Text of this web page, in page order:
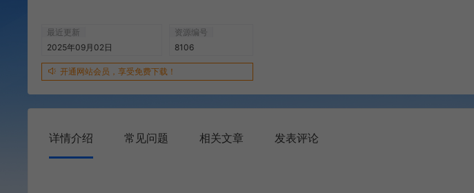
最近更新
2025年09月02日
资源编号
8106
开通网站会员，享受免费下载！
详情介绍 常见问题 相关文章 发表评论